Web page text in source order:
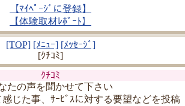
【ﾏｲﾍﾟｰｼﾞに登録】
【体験取材ﾚﾎﾟｰﾄ】
[TOP] [ﾒﾆｭｰ] [ﾒｯｾｰｼﾞ]
[ｸﾁｺﾐ]
ｸﾁｺﾐ
たの声を聞かせて下さい
じた事、ｻｰﾋﾞｽに対する要望などを投稿